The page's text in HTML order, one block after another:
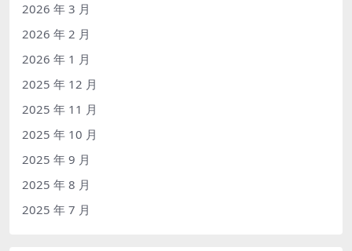
2026 年 3 月
2026 年 2 月
2026 年 1 月
2025 年 12 月
2025 年 11 月
2025 年 10 月
2025 年 9 月
2025 年 8 月
2025 年 7 月